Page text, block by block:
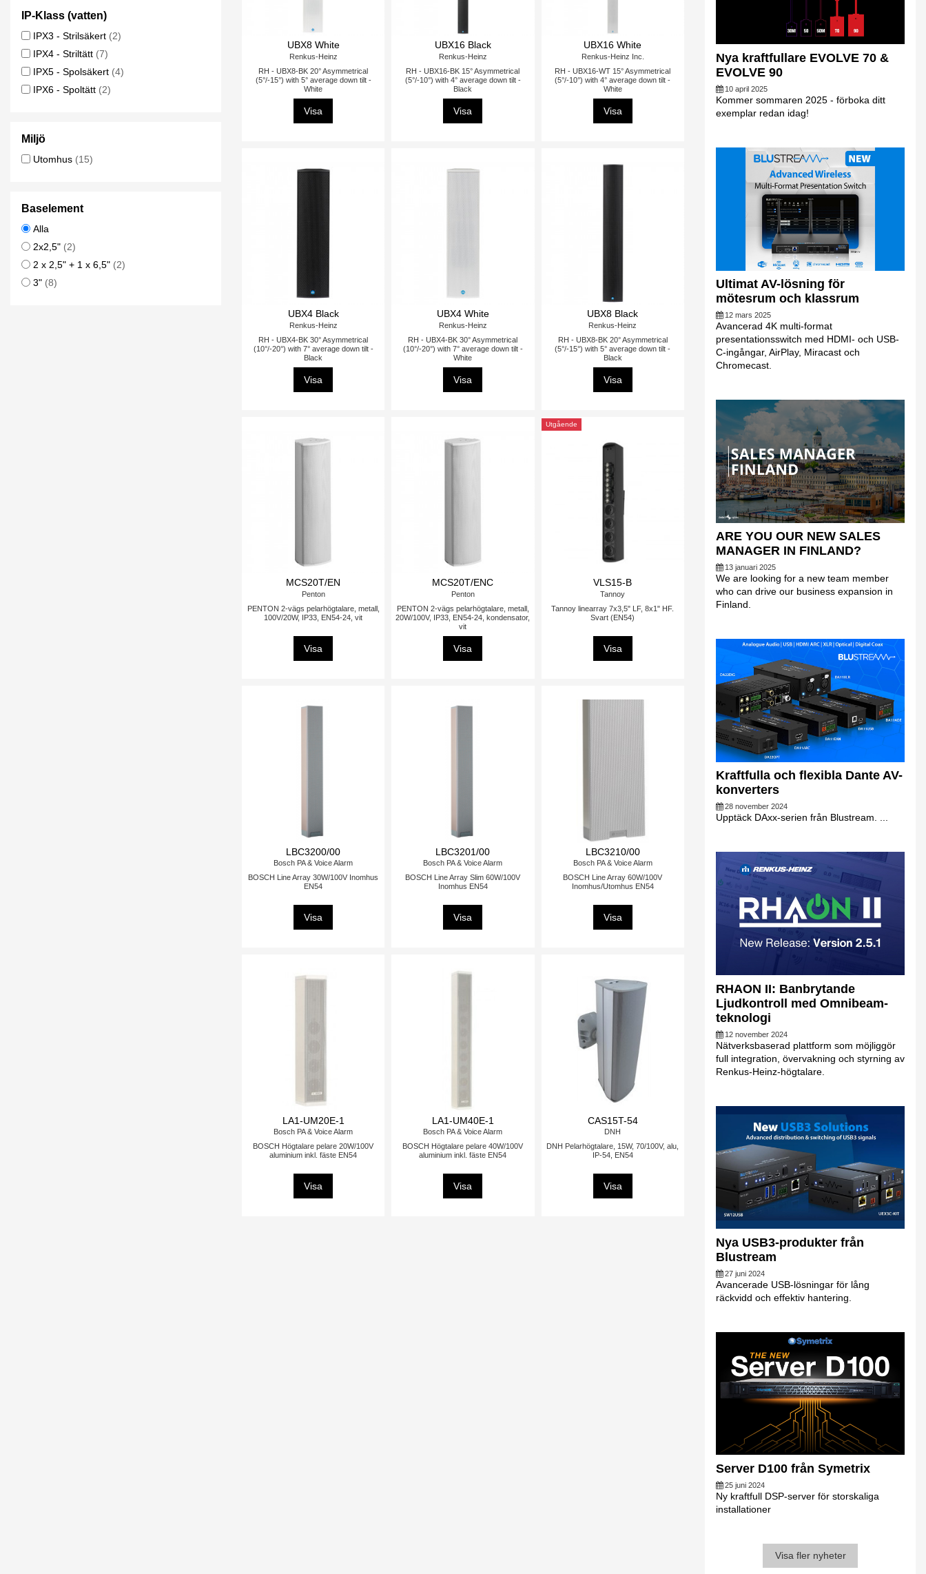
UBX8 White
Renkus-Heinz
RH - UBX8-BK 20° Asymmetrical
(5°/-15°) with 5° average down tilt -
White
Visa
UBX16 Black
Renkus-Heinz
RH - UBX16-BK 15° Asymmetrical
(5°/-10°) with 4° average down tilt -
Black
Visa
UBX16 White
Renkus-Heinz Inc.
RH - UBX16-WT 15° Asymmetrical
(5°/-10°) with 4° average down tilt -
White
Visa
UBX4 Black
Renkus-Heinz
RH - UBX4-BK 30° Asymmetrical
(10°/-20°) with 7° average down tilt -
Black
Visa
UBX4 White
Renkus-Heinz
RH - UBX4-BK 30° Asymmetrical
(10°/-20°) with 7° average down tilt -
White
Visa
UBX8 Black
Renkus-Heinz
RH - UBX8-BK 20° Asymmetrical
(5°/-15°) with 5° average down tilt -
Black
Visa
MCS20T/EN
Penton
PENTON 2-vägs pelarhögtalare, metall,
100V/20W, IP33, EN54-24, vit
Visa
MCS20T/ENC
Penton
PENTON 2-vägs pelarhögtalare, metall,
20W/100V, IP33, EN54-24, kondensator,
vit
Visa
Utgående
VLS15-B
Tannoy
Tannoy linearray 7x3,5" LF, 8x1" HF.
Svart (EN54)
Visa
LBC3200/00
Bosch PA & Voice Alarm
BOSCH Line Array 30W/100V Inomhus
EN54
Visa
LBC3201/00
Bosch PA & Voice Alarm
BOSCH Line Array Slim 60W/100V
Inomhus EN54
Visa
LBC3210/00
Bosch PA & Voice Alarm
BOSCH Line Array 60W/100V
Inomhus/Utomhus EN54
Visa
LA1-UM20E-1
Bosch PA & Voice Alarm
BOSCH Högtalare pelare 20W/100V
aluminium inkl. fäste EN54
Visa
LA1-UM40E-1
Bosch PA & Voice Alarm
BOSCH Högtalare pelare 40W/100V
aluminium inkl. fäste EN54
Visa
CAS15T-54
DNH
DNH Pelarhögtalare, 15W, 70/100V, alu,
IP-54, EN54
Visa
IP-Klass (vatten)
IPX3 - Strilsäkert (2)
IPX4 - Striltätt (7)
IPX5 - Spolsäkert (4)
IPX6 - Spoltätt (2)
Miljö
Utomhus (15)
Baselement
Alla
2x2,5" (2)
2 x 2,5" + 1 x 6,5" (2)
3" (8)
Nya kraftfullare EVOLVE 70 &
EVOLVE 90
10 april 2025
Kommer sommaren 2025 - förboka ditt
exemplar redan idag!
Ultimat AV-lösning för
mötesrum och klassrum
12 mars 2025
Avancerad 4K multi-format
presentationsswitch med HDMI- och USB-
C-ingångar, AirPlay, Miracast och
Chromecast.
ARE YOU OUR NEW SALES
MANAGER IN FINLAND?
13 januari 2025
We are looking for a new team member
who can drive our business expansion in
Finland.
Kraftfulla och flexibla Dante AV-
konverters
28 november 2024
Upptäck DAxx-serien från Blustream. ...
RHAON II: Banbrytande
Ljudkontroll med Omnibeam-
teknologi
12 november 2024
Nätverksbaserad plattform som möjliggör
full integration, övervakning och styrning av
Renkus-Heinz-högtalare.
Nya USB3-produkter från
Blustream
27 juni 2024
Avancerade USB-lösningar för lång
räckvidd och effektiv hantering.
Server D100 från Symetrix
25 juni 2024
Ny kraftfull DSP-server för storskaliga
installationer
Visa fler nyheter